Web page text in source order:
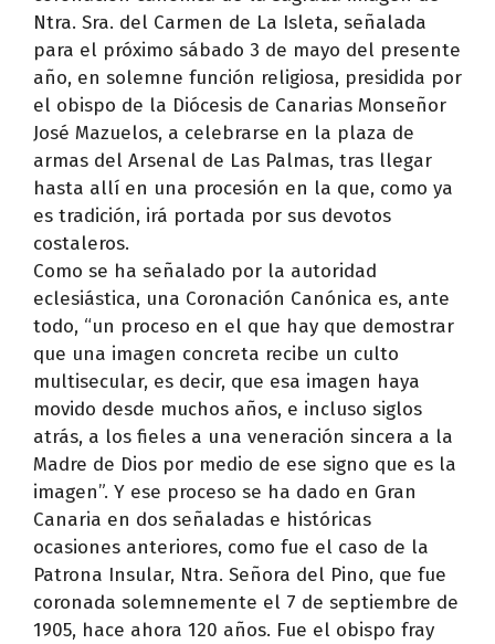
Ntra. Sra. del Carmen de La Isleta, señalada
para el próximo sábado 3 de mayo del presente
año, en solemne función religiosa, presidida por
el obispo de la Diócesis de Canarias Monseñor
José Mazuelos, a celebrarse en la plaza de
armas del Arsenal de Las Palmas, tras llegar
hasta allí en una procesión en la que, como ya
es tradición, irá portada por sus devotos
costaleros.
Como se ha señalado por la autoridad
eclesiástica, una Coronación Canónica es, ante
todo, “un proceso en el que hay que demostrar
que una imagen concreta recibe un culto
multisecular, es decir, que esa imagen haya
movido desde muchos años, e incluso siglos
atrás, a los fieles a una veneración sincera a la
Madre de Dios por medio de ese signo que es la
imagen”. Y ese proceso se ha dado en Gran
Canaria en dos señaladas e históricas
ocasiones anteriores, como fue el caso de la
Patrona Insular, Ntra. Señora del Pino, que fue
coronada solemnemente el 7 de septiembre de
1905, hace ahora 120 años. Fue el obispo fray